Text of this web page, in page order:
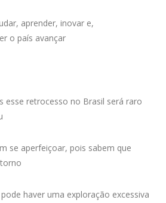
aprender, inovar e,
o país avançar
esse retrocesso no Brasil será raro
se aperfeiçoar, pois sabem que
haver uma exploração excessiva